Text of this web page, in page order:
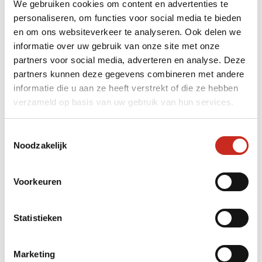
We gebruiken cookies om content en advertenties te
personaliseren, om functies voor social media te bieden
en om ons websiteverkeer te analyseren. Ook delen we
informatie over uw gebruik van onze site met onze
partners voor social media, adverteren en analyse. Deze
partners kunnen deze gegevens combineren met andere
informatie die u aan ze heeft verstrekt of die ze hebben
verzameld op basis van uw gebruik van hun services.
Noodzakelijk
Voorkeuren
Statistieken
Marketing
Verdieping: beleef natuur, kunst, architectuur
en geschiedenis
Ontdek de lokale keuken tijdens een etentje
bij de mensen thuis.